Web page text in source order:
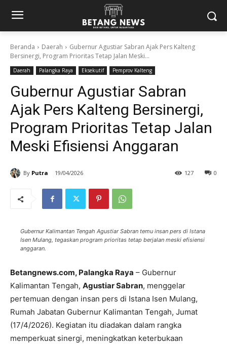
Beranda Daerah
Gubernur Agustiar Sabran Ajak Pers Kalteng
Bersinergi, Program Prioritas Tetap Jalan Meski...
Daerah Palangka Raya Eksekutif Pemprov Kalteng
Gubernur Agustiar Sabran
Ajak Pers Kalteng Bersinergi,
Program Prioritas Tetap Jalan
Meski Efisiensi Anggaran
By Putra 19/04/2026 0
127
Gubernur Kalimantan Tengah Agustiar Sabran temu insan pers di Istana
Isen Mulang, tegaskan program prioritas tetap berjalan meski efisiensi
anggaran.
Betangnews.com, Palangka Raya – Gubernur
Kalimantan Tengah, Agustiar Sabran, menggelar
pertemuan dengan insan pers di Istana Isen Mulang,
Rumah Jabatan Gubernur Kalimantan Tengah, Jumat
(17/4/2026). Kegiatan itu diadakan dalam rangka
memperkuat sinergi, meningkatkan keterbukaan